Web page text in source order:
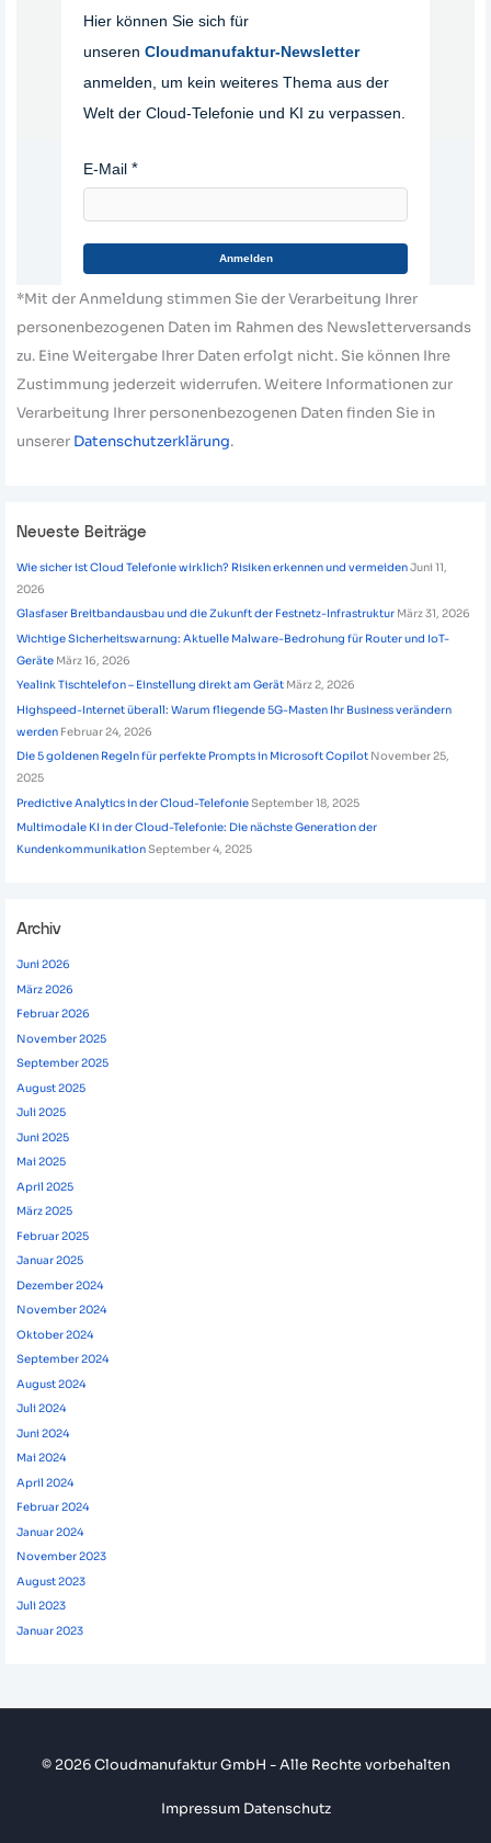
Hier können Sie sich für
unseren Cloudmanufaktur-Newsletter
anmelden, um kein weiteres Thema aus der
Welt der Cloud-Telefonie und KI zu verpassen.
E-Mail
Anmelden
*Mit der Anmeldung stimmen Sie der Verarbeitung Ihrer
personenbezogenen Daten im Rahmen des Newsletterversands
zu. Eine Weitergabe Ihrer Daten erfolgt nicht. Sie können Ihre
Zustimmung jederzeit widerrufen. Weitere Informationen zur
Verarbeitung Ihrer personenbezogenen Daten finden Sie in
unserer Datenschutzerklärung.
Neueste Beiträge
Wie sicher ist Cloud Telefonie wirklich? Risiken erkennen und vermeidenJuni 11,
2026
Glasfaser Breitbandausbau und die Zukunft der Festnetz-Infrastruktur März 31, 2026
Wichtige Sicherheitswarnung: Aktuelle Malware-Bedrohung für Router und IoT-
Geräte März 16, 2026
Yealink Tischtelefon – Einstellung direkt am Gerät März 2, 2026
Highspeed-Internet überall: Warum fliegende 5G-Masten Ihr Business verändern
werden Februar 24, 2026
Die 5 goldenen Regeln für perfekte Prompts in Microsoft Copilot November 25,
2025
Predictive Analytics in der Cloud-TelefonieSeptember 18, 2025
Multimodale KI in der Cloud-Telefonie: Die nächste Generation der
KundenkommunikationSeptember 4, 2025
Archiv
Juni 2026
März 2026
Februar 2026
November 2025
September 2025
August 2025
Juli 2025
Juni 2025
Mai 2025
April 2025
März 2025
Februar 2025
Januar 2025
Dezember 2024
November 2024
Oktober 2024
September 2024
August 2024
Juli 2024
Juni 2024
Mai 2024
April 2024
Februar 2024
Januar 2024
November 2023
August 2023
Juli 2023
Januar 2023
© 2026 Cloudmanufaktur GmbH - Alle Rechte vorbehalten
Impressum Datenschutz